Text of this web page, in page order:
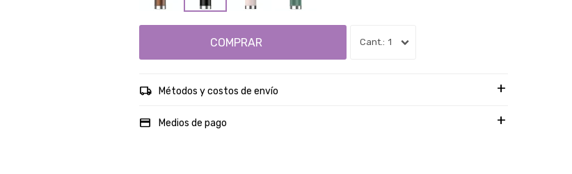
1
COMPRAR
Métodos y costos de envío
Medios de pago